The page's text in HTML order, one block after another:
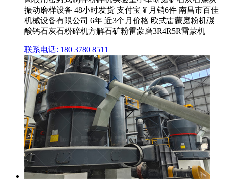
振动磨样设备 48小时发货 支付宝 ¥ 月销6件 南昌市百佳
机械设备有限公司 6年 近3个月价格 欧式雷蒙磨粉机碳
酸钙石灰石粉碎机方解石矿粉雷蒙磨3R4R5R雷蒙机
联系电话: 180 3780 8511